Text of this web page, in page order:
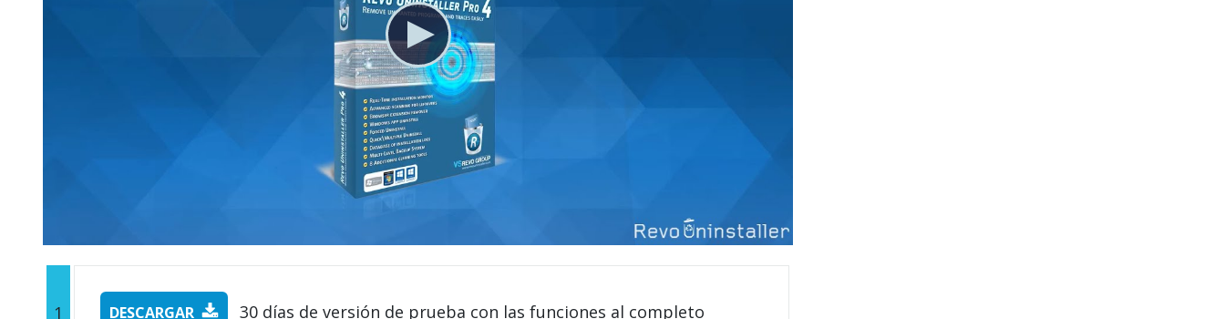
1 DESCARGAR 30 días de versión de prueba con las funciones al completo